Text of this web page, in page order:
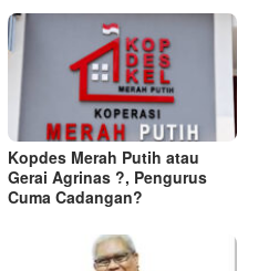
Kopdes Merah Putih atau
Gerai Agrinas ?, Pengurus
Cuma Cadangan?